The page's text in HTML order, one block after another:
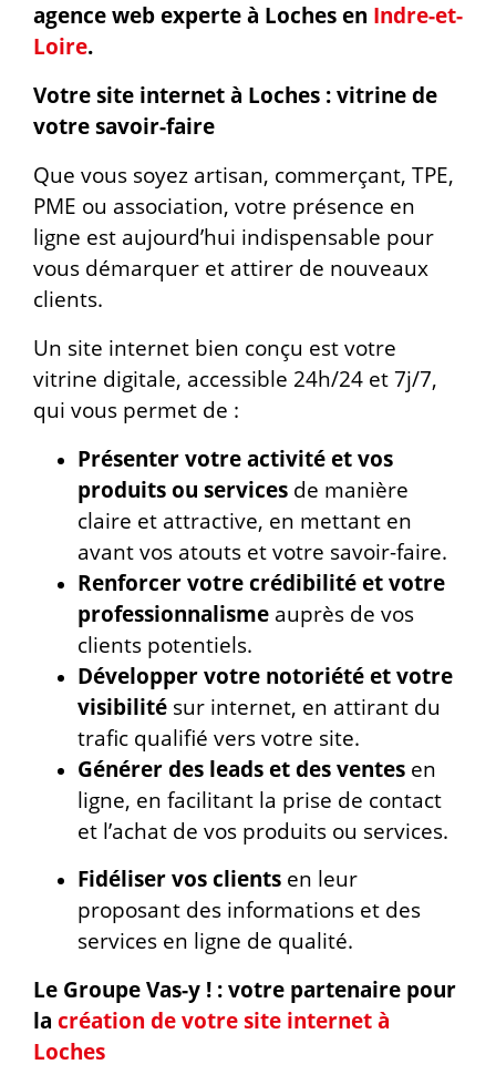
agence web experte à Loches en Indre-et-
Loire.
Votre site internet à Loches : vitrine de
votre savoir-faire
Que vous soyez artisan, commerçant, TPE,
PME ou association, votre présence en
ligne est aujourd’hui indispensable pour
vous démarquer et attirer de nouveaux
clients.
Un site internet bien conçu est votre
vitrine digitale, accessible 24h/24 et 7j/7,
qui vous permet de :
Présenter votre activité et vos
produits ou services de manière
claire et attractive, en mettant en
avant vos atouts et votre savoir-faire.
Renforcer votre crédibilité et votre
professionnalisme auprès de vos
clients potentiels.
Développer votre notoriété et votre
visibilité sur internet, en attirant du
trafic qualifié vers votre site.
Générer des leads et des ventes en
ligne, en facilitant la prise de contact
et l’achat de vos produits ou services.
Fidéliser vos clients en leur
proposant des informations et des
services en ligne de qualité.
Le Groupe Vas-y ! : votre partenaire pour
la création de votre site internet à
Loches